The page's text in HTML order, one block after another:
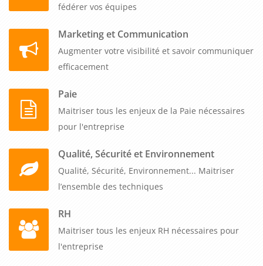
fédérer vos équipes
Marketing et Communication
Augmenter votre visibilité et savoir communiquer
efficacement
Paie
Maitriser tous les enjeux de la Paie nécessaires
pour l'entreprise
Qualité, Sécurité et Environnement
Qualité, Sécurité, Environnement... Maitriser
l’ensemble des techniques
RH
Maitriser tous les enjeux RH nécessaires pour
l'entreprise